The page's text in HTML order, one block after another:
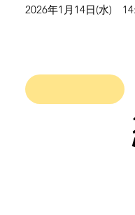
2026年1月14日(水)